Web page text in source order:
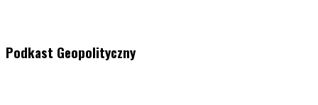
Podkast Geopolityczny